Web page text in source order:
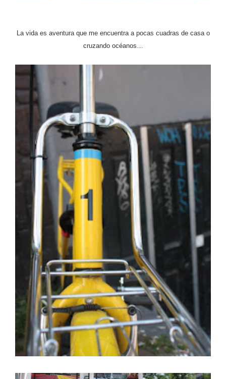
La vida es aventura que me encuentra a pocas cuadras de casa o
cruzando océanos…